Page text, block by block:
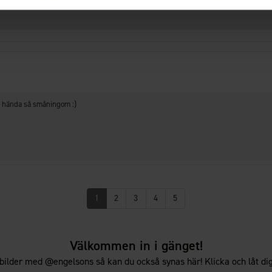
så småningom :)
1 2 3 4 5
Välkommen in i gänget!
med @engelsons så kan du också synas här! Klicka och låt